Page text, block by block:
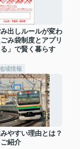
出しルールが変わ
み袋制度とアプリ
る」で賢く暮らす
域情報
やすい理由とは？
紹介